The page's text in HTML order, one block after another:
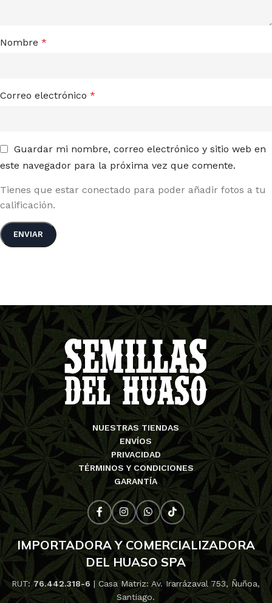
Nombre *
Correo electrónico *
Guardar mi nombre, correo electrónico y sitio web en
este navegador para la próxima vez que comente.
Tienes que estar conectado para poder añadir fotos a tu
calificación.
NUESTRAS TIENDAS
ENVÍOS
PRIVACIDAD
TÉRMINOS Y CONDICIONES
GARANTÍA
IMPORTADORA Y COMERCIALIZADORA
DEL HUASO SPA
RUT:76.442.318-6 | Casa Matriz: Av. Irarrázaval 753, Ñuñoa,
Santiago.